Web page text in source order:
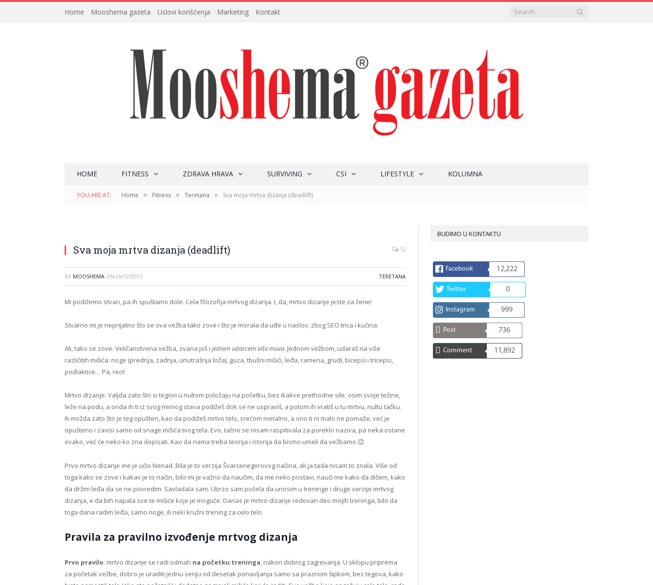
Home Mooshema gazeta Uslovi korišćenja Marketing Kontakt
HOME FITNESS ZDRAVA HRAVA SURVIVING CSI LIFESTYLE KOLUMNA
YOU ARE AT: Home » Fitness » Teretana » Sva moja mrtva dizanja (deadlift)
Sva moja mrtva dizanja (deadlift) 12
BY MOOSHEMA ON 06/12/2013 TERETANA
Mi podižemo stvari, pa ih spuštamo dole. Cela filozofija mrtvog dizanja. I, da, mrtvo dizanje jeste za žene!
Stvarno mi je neprijatno što se ova vežba tako zove i što je morala da uđe u naslov, zbog SEO trica i kučina.
Ali, tako se zove. Veličanstvena vežba, zvana još i jednim udarcem više muva. Jednom vežbom, udaraš na više
različitih mišića: noge (prednja, zadnja, unutrašnja loža), guza, tbušni mišići, leđa, ramena, grudi, bicepsi i tricepsi,
podlaktice… Pa, reci!
Mrtvo dizanje. Valjda zato što si tegovi u nultom položaju na početku, bez ikakve prethodne sile, osim svoje težine,
leže na podu, a onda ih ti iz svog mirnog stava podižeš dok se ne uspraviš, a potom ih vratiš u tu mrtvu, nultu tačku.
Ili možda zato što je teg opušten, kao da podižeš mrtvo telo, srećom metalno, a ono ti ni malo ne pomaže, već je
opušteno i zavisi samo od snage mišića tvog tela. Evo, tačno se nisam raspitivala za poreklo naziva, pa neka ostane
ovako, već će neko ko zna dopisati. Kao da nama treba teorija i istorija da bismo umeli da vežbamo 😉
Prvo mrtvo dizanje me je učio Nenad. Bila je to verzija Švarcenegorovog načina, ali ja tada nisam to znala. Više od
toga kako se zove i kakav je to način, bilo mi je važno da naučim, da me neko postavi, nauči me kako da dišem, kako
da držim leđa da se ne povredim. Savladala sam. Ubrzo sam počela da unosim u treninge i druge verzije mrtvog
dizanja, e da bih napala sve te mišiće koje je moguće. Danas je mrtvo dizanje redovan deo mojih treninga, bilo da
toga dana radim leđa, samo noge, ili neki kružni trening za celo telo.
Pravila za pravilno izvođenje mrtvog dizanja
Prvo pravilo: mrtvo dizanje se radi odmah na početku treninga, nakon dobrog zagrevanja. U sklopu priprema
za početak vežbe, dobro je uraditi jednu seriju od desetak ponavljanja samo sa praznom šipkom, bez tegova, kako
BUDIMO U KONTAKTU
Facebook 12,222
Twitter 0
Instagram 999
Post 736
Comment 11,892